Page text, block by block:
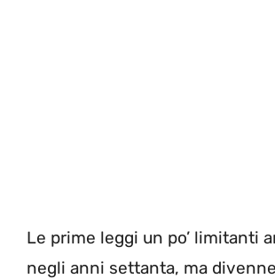
Le prime leggi un po’ limitanti
negli anni settanta, ma